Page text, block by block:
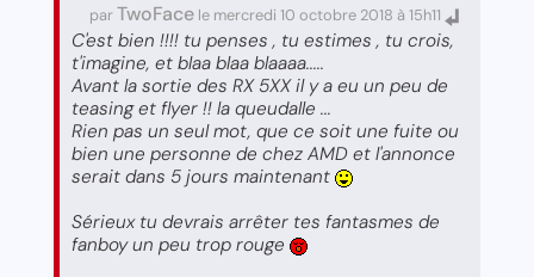
parTwoFace le mercredi 10 octobre 2018 à 15h11
C'est bien !!!! tu penses , tu estimes , tu crois,
t'imagine, et blaa blaa blaaaa.....
Avant la sortie des RX 5XX il y a eu un peu de
teasing et flyer !! la queudalle ...
Rien pas un seul mot, que ce soit une fuite ou
bien une personne de chez AMD et l'annonce
serait dans 5 jours maintenant
Sérieux tu devrais arrêter tes fantasmes de
fanboy un peu trop rouge